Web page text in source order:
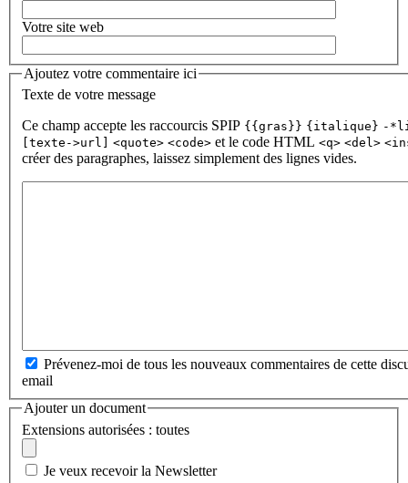
Votre site web
Ajoutez votre commentaire ici
Texte de votre message
Ce champ accepte les raccourcis SPIP {{gras}} {italique} -
[texte->url]
<quote> <code> et le code HTML <q> <del>
créer des paragraphes, laissez simplement des lignes vides.
Prévenez-moi de tous les nouveaux commentaires de cette
email
Ajouter un document
Extensions autorisées : toutes
Je veux recevoir la Newsletter